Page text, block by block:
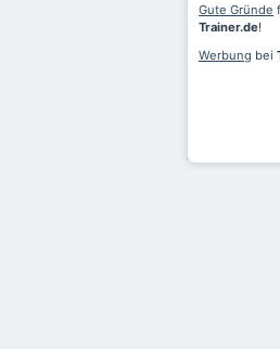
Gute Gründe
Trainer.de!
Werbung bei